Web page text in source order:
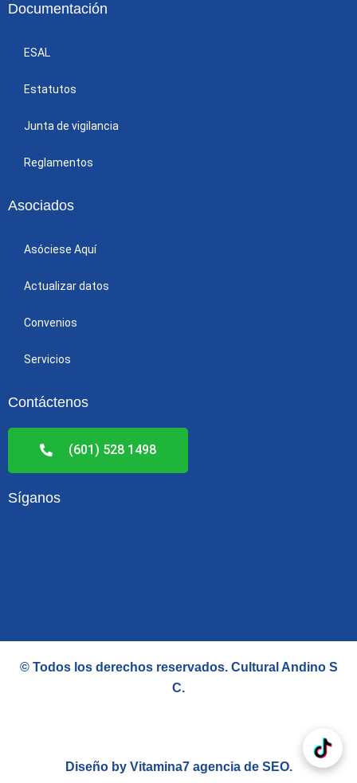
Documentación
ESAL
Estatutos
Junta de vigilancia
Reglamentos
Asociados
Asóciese Aquí
Actualizar datos
Convenios
Servicios
Contáctenos
(601) 528 1498
Síganos
e k
© Todos los derechos reservados. Cultural Andino S
C.
Diseño by Vitamina7 agencia de SEO.